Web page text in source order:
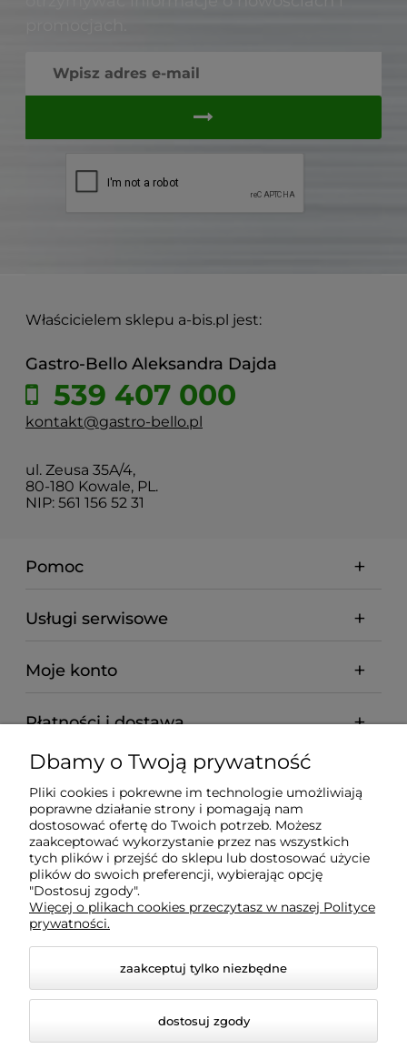
Właścicielem sklepu a-bis.pl jest:
Gastro-Bello Aleksandra Dajda
539 407 000
kontakt@gastro-bello.pl
ul. Zeusa 35A/4,
80-180 Kowale, PL.
NIP: 561 156 52 31
Pomoc
Usługi serwisowe
Moje konto
Płatności i dostawa
Informacje
O nas
Wyposażenie Gastronomii - Projekty Technologiczne
- Sklep Gastronomiczny - Serwis Sprzętu
Gastronomicznego | Gdańsk - Trójmiasto - Pomorskie
Dbamy o Twoją prywatność
Pliki cookies i pokrewne im technologie umożliwiają
poprawne działanie strony i pomagają nam
dostosować ofertę do Twoich potrzeb. Możesz
zaakceptować wykorzystanie przez nas wszystkich
tych plików i przejść do sklepu lub dostosować użycie
plików do swoich preferencji, wybierając opcję
"Dostosuj zgody".
Więcej o plikach cookies przeczytasz w naszej Polityce
prywatności.
zaakceptuj tylko niezbędne
dostosuj zgody